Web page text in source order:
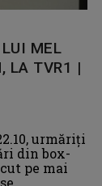
MEL
LA TVR1 |
urmăriţi
din box-
pe mai